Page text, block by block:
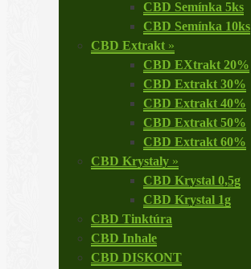
CBD Semínka 5ks
CBD Semínka 10ks
CBD Extrakt »
CBD EXtrakt 20%
CBD Extrakt 30%
CBD Extrakt 40%
CBD Extrakt 50%
CBD Extrakt 60%
CBD Krystaly »
CBD Krystal 0,5g
CBD Krystal 1g
CBD Tinktúra
CBD Inhale
CBD DISKONT